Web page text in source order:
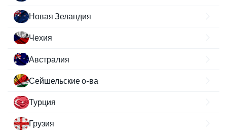
Новая Зеландия
Чехия
Австралия
Сейшельские о-ва
Турция
Грузия